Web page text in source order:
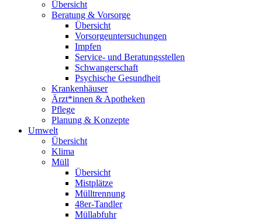
Übersicht
Beratung & Vorsorge
Übersicht
Vorsorgeuntersuchungen
Impfen
Service- und Beratungsstellen
Schwangerschaft
Psychische Gesundheit
Krankenhäuser
Ärzt*innen & Apotheken
Pflege
Planung & Konzepte
Umwelt
Übersicht
Klima
Müll
Übersicht
Mistplätze
Mülltrennung
48er-Tandler
Müllabfuhr